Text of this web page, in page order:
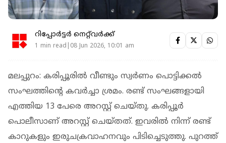
റിപ്പോർട്ടർ നെറ്റ്‌വര്‍ക്ക്‌
1 min read|08 Jun 2026, 10:01 am
മലപ്പുറം: കരിപ്പൂരില്‍ വീണ്ടും സ്വര്‍ണം പൊട്ടിക്കല്‍
സംഘത്തിന്റെ കവര്‍ച്ചാ ശ്രമം. രണ്ട് സംഘങ്ങളായി
എത്തിയ 13 പേരെ അറസ്റ്റ് ചെയ്തു. കരിപ്പൂര്‍
പൊലീസാണ് അറസ്റ്റ് ചെയ്തത്. ഇവരില്‍ നിന്ന് രണ്ട്
കാറുകളും ഇരുചക്രവാഹനവും പിടിച്ചെടുത്തു. പുറത്ത്